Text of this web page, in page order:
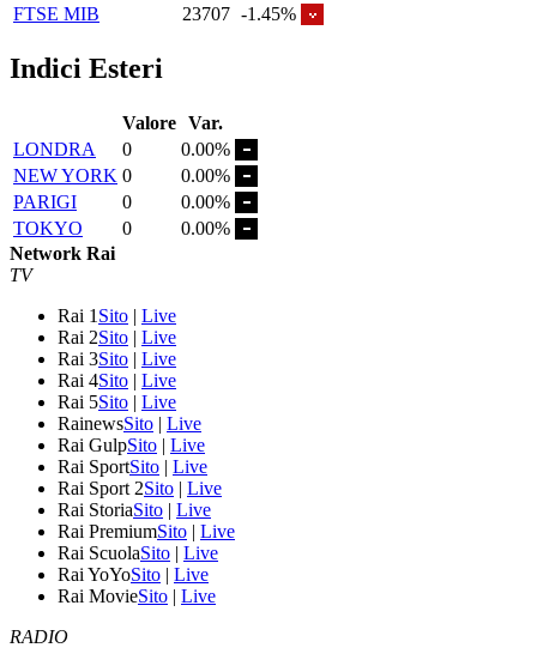
FTSE MIB
23707 -1.45%
Indici Esteri
Valore Var.
LONDRA
0
0.00%
NEW YORK 0
0.00%
PARIGI
0
0.00%
TOKYO
0
0.00%
Network Rai
TV
Rai 1 Sito | Live
Rai 2Sito | Live
Rai 3Sito | Live
Rai 4Sito | Live
Rai 5Sito | Live
RainewsSito | Live
Rai GulpSito | Live
Rai SportSito | Live
Rai Sport 2Sito | Live
Rai StoriaSito | Live
Rai PremiumSito | Live
Rai ScuolaSito | Live
Rai YoYoSito | Live
Rai MovieSito | Live
RADIO